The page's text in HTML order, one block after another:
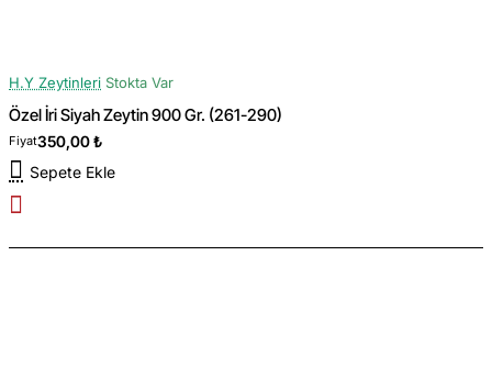
H.Y Zeytinleri Stokta Var
Özel İri Siyah Zeytin 900 Gr. (261-290)
Fiyat350,00 ₺
Sepete Ekle